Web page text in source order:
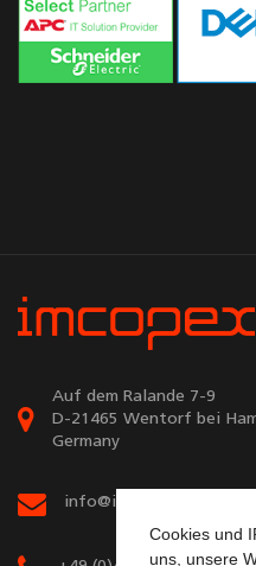
Cookies und
uns, unsere
Auf dem Ralande 7-9
D-21465 Wentorf bei
Germany
info@imcopex.com